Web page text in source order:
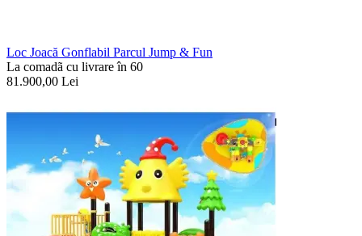
Loc Joacă Gonflabil Parcul Jump & Fun
La comadã cu livrare în 60
81.900,00 Lei